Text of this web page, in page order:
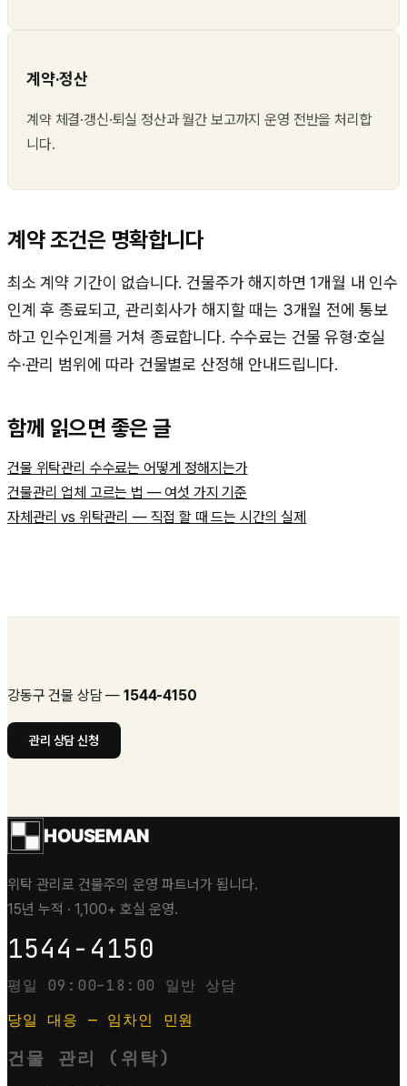
계약·정산
계약 체결·갱신·퇴실 정산과 월간 보고까지 운영 전반을 처리합
니다.
계약 조건은 명확합니다
최소 계약 기간이 없습니다. 건물주가 해지하면 1개월 내 인수
인계 후 종료되고, 관리회사가 해지할 때는 3개월 전에 통보
하고 인수인계를 거쳐 종료합니다. 수수료는 건물 유형·호실
수·관리 범위에 따라 건물별로 산정해 안내드립니다.
함께 읽으면 좋은 글
건물 위탁관리 수수료는 어떻게 정해지는가
건물관리 업체 고르는 법 — 여섯 가지 기준
자체관리 vs 위탁관리 — 직접 할 때 드는 시간의 실제
강동구 건물 상담 —1544-4150
관리 상담 신청
HOUSEMAN
위탁 관리로 건물주의 운영 파트너가 됩니다.
15년 누적 · 1,100+ 호실 운영.
1544-4150
평일 09:00–18:00 일반 상담
당일 대응 — 임차인 민원
건물 관리 (위탁)